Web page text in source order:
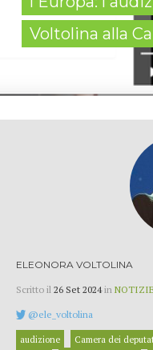
Voltolina alla
ELEONORA VOLTOLINA
Scritto il 26 Set 2024in NOTIZIE
@ele_voltolina
audizione Camera dei